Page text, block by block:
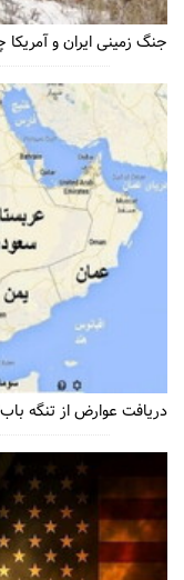
جنگ زمینی ایران و
دریافت عوارض از تنگه